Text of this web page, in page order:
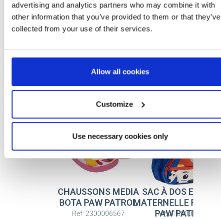
advertising and analytics partners who may combine it with
other information that you’ve provided to them or that they’ve
collected from your use of their services.
Allow all cookies
Customize
Use necessary cookies only
1
Plus d'articles PAW PATROL
CHAUSSONS MEDIA
BOTA PAW PATROL
Ref: 2300006567
SAC À DOS
MATERNELLE
PAW PATROL
Ref: 2100005832